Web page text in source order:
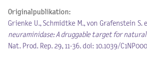
Originalpublikation:
Grienke U., Schmidtke M., von Grafenstein S.
neuraminidase: A druggable target for natural
Nat. Prod. Rep. 29, 11-36. doi: 10.1039/